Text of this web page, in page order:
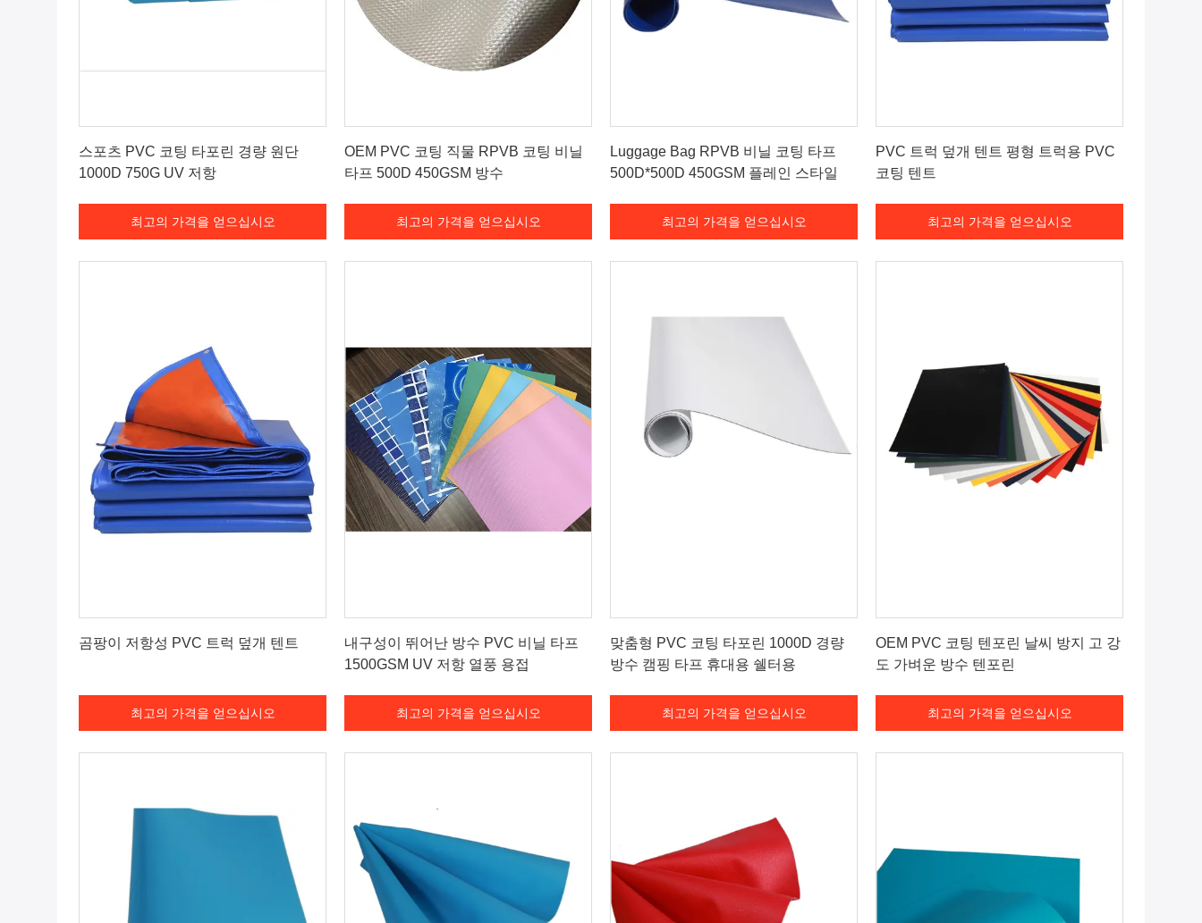
스포츠 PVC 코팅 타포린 경량 원단
1000D 750G UV 저항
최고의 가격을 얻으십시오
OEM PVC 코팅 직물 RPVB 코팅 비닐
타프 500D 450GSM 방수
최고의 가격을 얻으십시오
Luggage Bag RPVB 비닐 코팅 타프
500D*500D 450GSM 플레인 스타일
최고의 가격을 얻으십시오
PVC 트럭 덮개 텐트 평형 트럭용 PVC
코팅 텐트
최고의 가격을 얻으십시오
곰팡이 저항성 PVC 트럭 덮개 텐트
최고의 가격을 얻으십시오
내구성이 뛰어난 방수 PVC 비닐 타프
1500GSM UV 저항 열풍 용접
최고의 가격을 얻으십시오
맞춤형 PVC 코팅 타포린 1000D 경량
방수 캠핑 타프 휴대용 쉘터용
최고의 가격을 얻으십시오
OEM PVC 코팅 텐포린 날씨 방지 고 강
도 가벼운 방수 텐포린
최고의 가격을 얻으십시오